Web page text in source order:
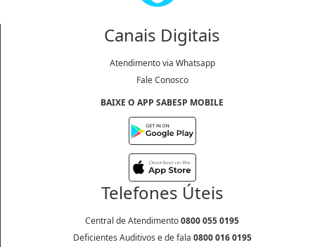
Canais Digitais
Atendimento via Whatsapp
Fale Conosco
BAIXE O APP SABESP MOBILE
Telefones Úteis
Central de Atendimento0800 055 0195
Deficientes Auditivos e de fala 0800 016 0195